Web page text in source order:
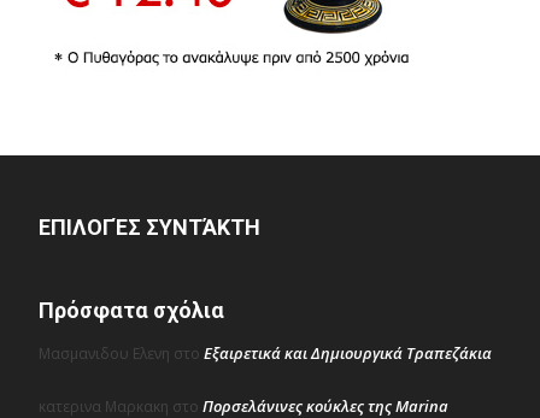
ΕΠΙΛΟΓΈΣ ΣΥΝΤΆΚΤΗ
Πρόσφατα σχόλια
Μασμανιδου Ελενη στο Εξαιρετικά και Δημιουργικά Τραπεζάκια
κατερινα Μαρκακη στο Πορσελάνινες κούκλες της Marina